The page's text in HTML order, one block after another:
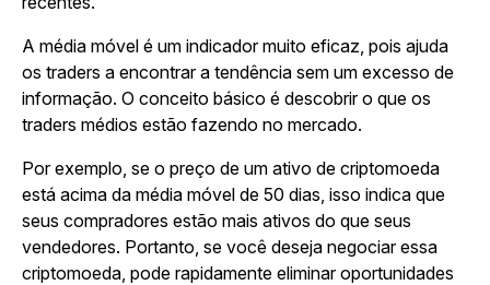
A média móvel é um indicador muito eficaz, pois ajuda
os traders a encontrar a tendência sem um excesso de
informação. O conceito básico é descobrir o que os
traders médios estão fazendo no mercado.
Por exemplo, se o preço de um ativo de criptomoeda
está acima da média móvel de 50 dias, isso indica que
seus compradores estão mais ativos do que seus
vendedores. Portanto, se você deseja negociar essa
criptomoeda, pode rapidamente eliminar oportunidades